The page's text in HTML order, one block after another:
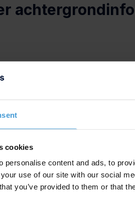
cookies
personalise content and ads, to
use of our site with our social
you’ve provided to them or that
het verleden met onze
een
we onze werknemers op de
cao en de rechten en plichten